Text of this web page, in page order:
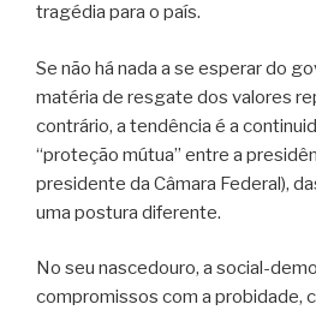
tragédia para o país.
Se não há nada a se esperar do
matéria de resgate dos valores
contrário, a tendência é a
“proteção mútua” entre a
presidente da Câmara Federal),
uma postura diferente.
No seu nascedouro, a social-
compromissos com a probidade,